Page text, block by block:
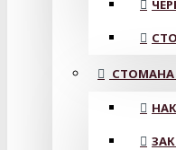
СТОМАНА